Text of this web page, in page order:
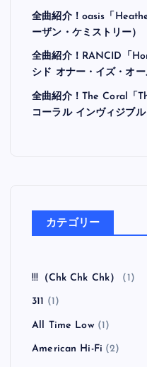
全曲紹介！oasis「
ーザン・ケミストリー）
全曲紹介！RANCID「
シド オナー・イズ・オー
全曲紹介！The Coral「
コーラル インヴィジブル
カテゴリー
!!!（Chk Chk Chk） (1)
311 (1)
All Time Low(1)
American Hi-Fi (2)